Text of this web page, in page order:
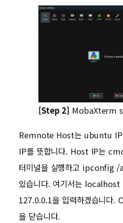
[Step 2] MobaXterm
Remnote Host는 ubuntu IP
IP를 뜻합니다. Host IP는
터미널을 실행하고 ipconfig /
있습니다. 여기서는 localhost
127.0.0.1을 입력하겠습니다.
을 닫습니다.